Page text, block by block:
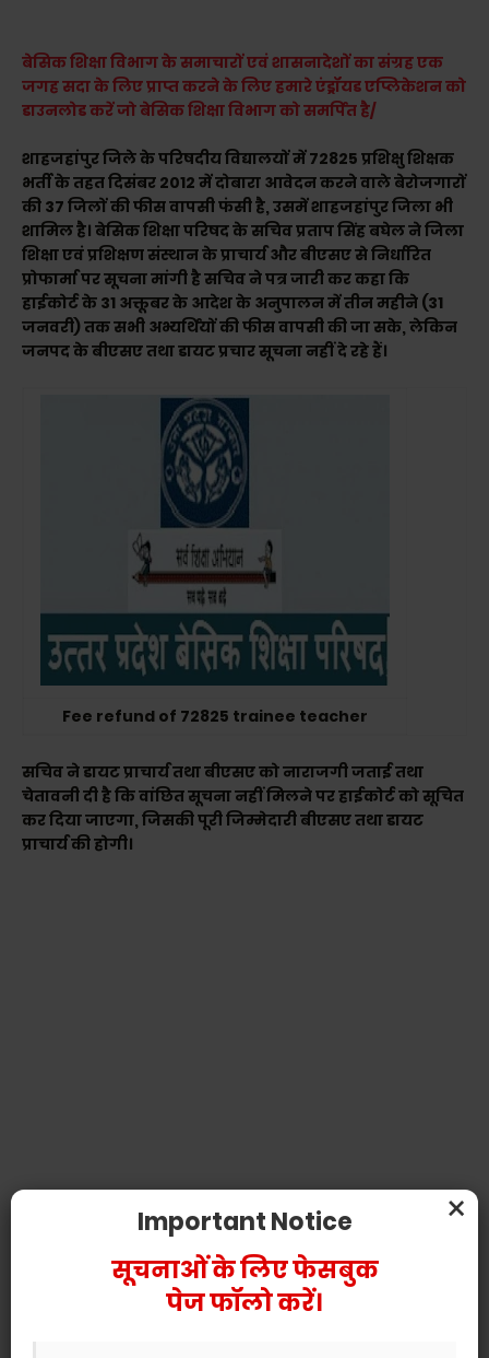
बेसिक शिक्षा विभाग के समाचारों एवं शासनादेशों का संग्रह एक
जगह सदा के लिए प्राप्त करने के लिए हमारे एंड्रॉयड एप्लिकेशन को
डाउनलोड करें जो बेसिक शिक्षा विभाग को समर्पित है/
शाहजहांपुर जिले के परिषदीय विद्यालयों में 72825 प्रशिक्षु शिक्षक
भर्ती के तहत दिसंबर 2012 में दोबारा आवेदन करने वाले बेरोजगारों
की 37 जिलों की फीस वापसी फंसी है, उसमें शाहजहांपुर जिला भी
शामिल है। बेसिक शिक्षा परिषद के सचिव प्रताप सिंह बघेल ने जिला
शिक्षा एवं प्रशिक्षण संस्थान के प्राचार्य और बीएसए से निर्धारित
प्रोफार्मा पर सूचना मांगी है सचिव ने पत्र जारी कर कहा कि
हाईकोर्ट के 31 अक्तूबर के आदेश के अनुपालन में तीन महीने (31
जनवरी) तक सभी अभ्यर्थियों की फीस वापसी की जा सके, लेकिन
जनपद के बीएसए तथा डायट प्रचार सूचना नहीं दे रहे हैं।
Fee refund of 72825 trainee teacher
सचिव ने डायट प्राचार्य तथा बीएसए को नाराजगी जताई तथा
चेतावनी दी है कि वांछित सूचना नहीं मिलने पर हाईकोर्ट को सूचित
कर दिया जाएगा, जिसकी पूरी जिम्मेदारी बीएसए तथा डायट
प्राचार्य की होगी।
×
Important Notice
सूचनाओं के लिए फेसबुक
पेज फॉलो करें।